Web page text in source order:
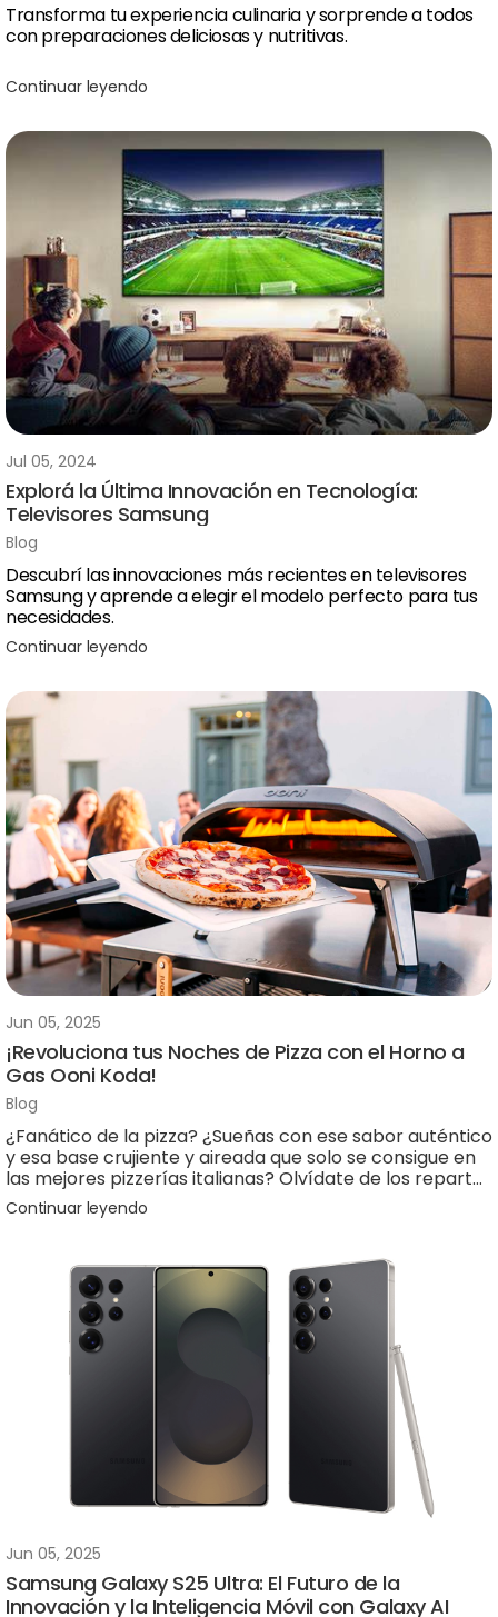
Transforma tu experiencia culinaria y sorprende a todos
con preparaciones deliciosas y nutritivas.
Continuar leyendo
Jul 05, 2024
Explorá la Última Innovación en Tecnología:
Televisores Samsung
Blog
Descubrí las innovaciones más recientes en televisores
Samsung y aprende a elegir el modelo perfecto para tus
necesidades.
Continuar leyendo
Jun 05, 2025
¡Revoluciona tus Noches de Pizza con el Horno a
Gas Ooni Koda!
Blog
¿Fanático de la pizza? ¿Sueñas con ese sabor auténtico
y esa base crujiente y aireada que solo se consigue en
las mejores pizzerías italianas? Olvídate de los repartos
a domicilio y de los hornos caseros que nunca alcanzan
la temperatura ideal. Hoy te presentamos la joya de la
Ooni Koda.
Continuar leyendo
Jun 05, 2025
Samsung Galaxy S25 Ultra: El Futuro de la
Innovación y la Inteligencia Móvil con Galaxy AI